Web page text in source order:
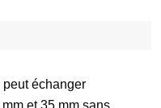
peut échanger